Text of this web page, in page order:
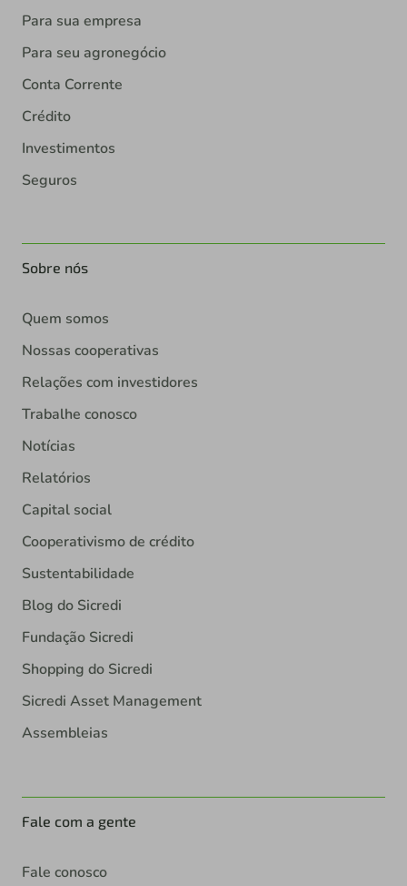
Para sua empresa
Para seu agronegócio
Conta Corrente
Crédito
Investimentos
Seguros
Sobre nós
Quem somos
Nossas cooperativas
Relações com investidores
Trabalhe conosco
Notícias
Relatórios
Capital social
Cooperativismo de crédito
Sustentabilidade
Blog do Sicredi
Fundação Sicredi
Shopping do Sicredi
Sicredi Asset Management
Assembleias
Fale com a gente
Fale conosco